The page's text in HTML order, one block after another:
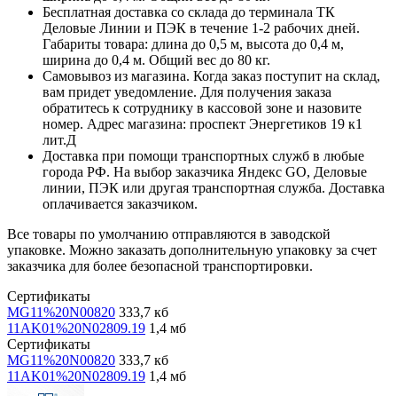
Бесплатная доставка со склада до терминала ТК
Деловые Линии и ПЭК в течение 1-2 рабочих дней.
Габариты товара: длина до 0,5 м, высота до 0,4 м,
ширина до 0,4 м. Общий вес до 80 кг.
Самовывоз из магазина. Когда заказ поступит на склад,
вам придет уведомление. Для получения заказа
обратитесь к сотруднику в кассовой зоне и назовите
номер. Адрес магазина: проспект Энергетиков 19 к1
лит.Д
Доставка при помощи транспортных служб в любые
города РФ. На выбор заказчика Яндекс GO, Деловые
линии, ПЭК или другая транспортная служба. Доставка
оплачивается заказчиком.
Все товары по умолчанию отправляются в заводской
упаковке. Можно заказать дополнительную упаковку за счет
заказчика для более безопасной транспортировки.
Сертификаты
MG11%20N00820 333,7 кб
11AK01%20N02809.19 1,4 мб
Сертификаты
MG11%20N00820 333,7 кб
11AK01%20N02809.19 1,4 мб